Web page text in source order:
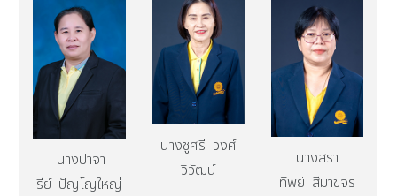
นางปาจา
รีย์ ปัญโญใหญ่
นางชูศรี วงศ์
วิวัฒน์
นางสรา
ทิพย์ สีมาขจร